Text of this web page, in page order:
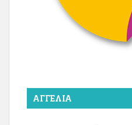
ΑΓΓΕΛΊΑ